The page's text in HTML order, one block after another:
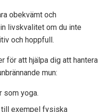
obekvämt och
livskvalitet om du inte
och hoppfull.
för att hjälpa dig att hantera
mun:
som yoga.
exempel fysiska